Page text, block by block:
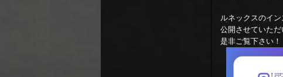
ルネックスのイ
公開させていただ
是非ご覧下さい！